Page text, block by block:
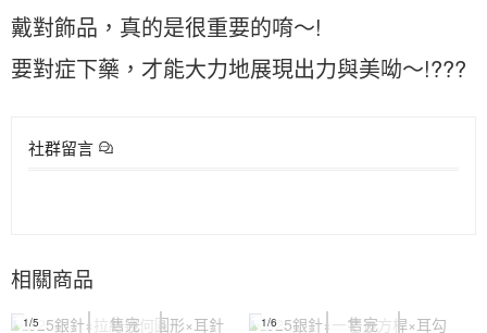
戴對飾品，真的是很重要的唷～!
要對症下藥，才能大力地展現出力與美呦～!???
社群留言
相關商品
1/5 1/6